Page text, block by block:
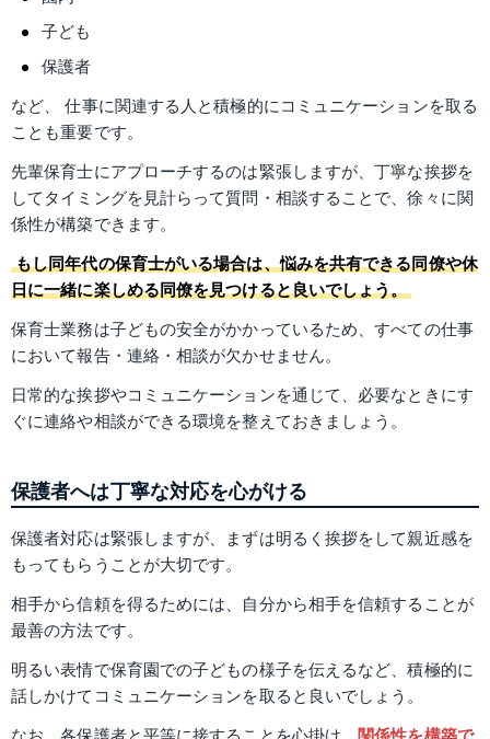
子ども
保護者
など、 仕事に関連する人と積極的にコミュニケーションを取る
ことも重要です。
先輩保育士にアプローチするのは緊張しますが、丁寧な挨拶を
してタイミングを見計らって質問・相談することで、徐々に関
係性が構築できます。
もし同年代の保育士がいる場合は、悩みを共有できる同僚や休
日に一緒に楽しめる同僚を見つけると良いでしょう。
保育士業務は子どもの安全がかかっているため、すべての仕事
において報告・連絡・相談が欠かせません。
日常的な挨拶やコミュニケーションを通じて、必要なときにす
ぐに連絡や相談ができる環境を整えておきましょう。
保護者へは丁寧な対応を心がける
保護者対応は緊張しますが、まずは明るく挨拶をして親近感を
もってもらうことが大切です。
相手から信頼を得るためには、自分から相手を信頼することが
最善の方法です。
明るい表情で保育園での子どもの様子を伝えるなど、積極的に
話しかけてコミュニケーションを取ると良いでしょう。